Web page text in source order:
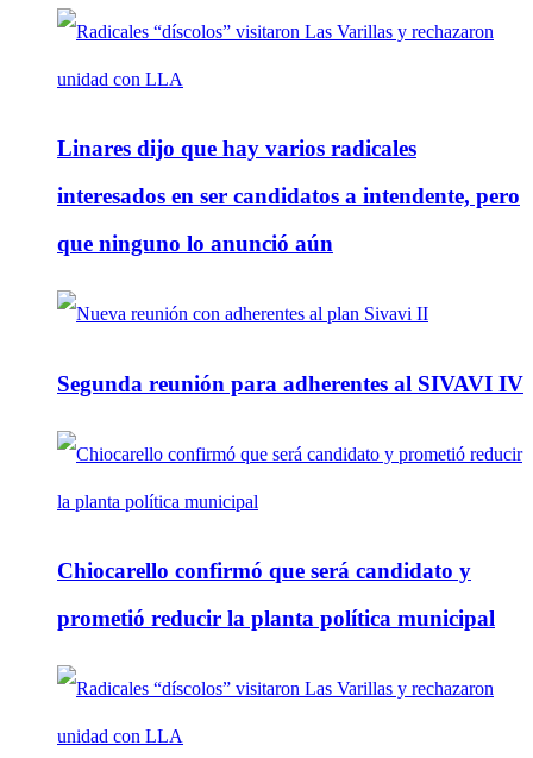
Linares dijo que hay varios radicales
interesados en ser candidatos a intendente, pero
que ninguno lo anunció aún
Segunda reunión para adherentes al SIVAVI IV
Chiocarello confirmó que será candidato y
prometió reducir la planta política municipal